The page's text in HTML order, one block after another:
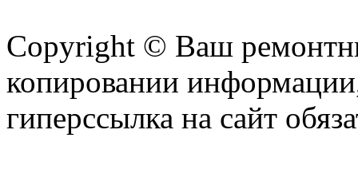
Copyright © Ваш
копировании
гиперссылка на сайт